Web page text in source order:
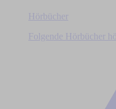
Hörbücher
Folgende Hörbücher